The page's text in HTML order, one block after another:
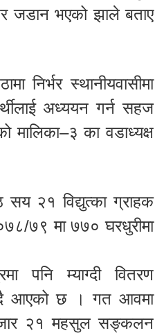
जडान भएको झाले बताए
निर्भर स्थानीयवासीमा
अध्ययन गर्न सहज
मालिका–३ का वडाध्यक्ष
सय २१ विद्युत्का ग्राहक
७९ मा ७७० घरधुरीमा
पनि म्याग्दी वितरण
हुँदै आएको छ । गत आवमा
२१ महसुल सङ्कलन